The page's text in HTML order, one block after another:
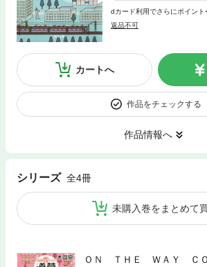
dカード利用でさらにポイント
返品不可
カートへ
作品をチェックする
作品情報へ
シリーズ 全4冊
未購入巻をまとめて
ＯＮ ＴＨＥ ＷＡＹ Ｃ